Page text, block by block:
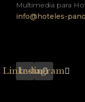
Multimedia para
info@hoteles-
Linkedin
Instagram